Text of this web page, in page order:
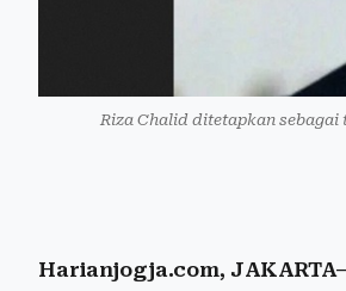
Riza Chalid ditetapkan
Harianjogja.com,